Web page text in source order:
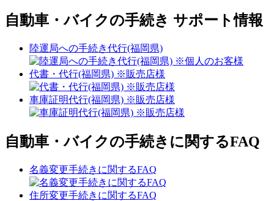
自動車・バイクの手続き サポート情報
陸運局への手続き代行(福岡県)
代書・代行(福岡県) ※販売店様
車庫証明代行(福岡県) ※販売店様
自動車・バイクの手続きに関するFAQ
名義変更手続きに関するFAQ
住所変更手続きに関するFAQ